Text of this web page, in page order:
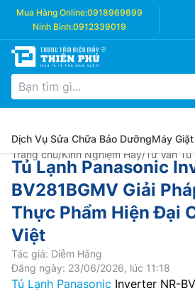
Mua Hàng Online:0918969699
Ninh Bình:0912339019
Dịch Vụ Sửa Chữa Bảo DưỡngMáy
Trang chủ/Kinh Nghiệm Hay/Tư Vấn Tủ
Tủ Lạnh Panasonic
BV281BGMV Giải
Thực Phẩm Hiện Đại
Việt
Tác giả: Diễm Hằng
Đăng ngày: 23/06/2026, lúc 11:18
Tủ Lạnh Panasonic Inverter NR-